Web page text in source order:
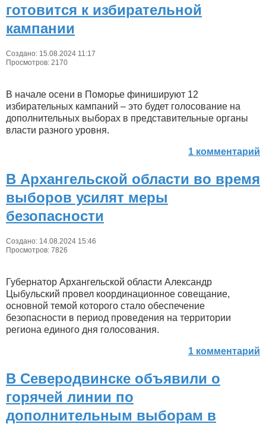
готовится к избирательной
кампании
Создано: 15.08.2024 11:17
Просмотров: 2170
В начале осени в Поморье финишируют 12
избирательных кампаний – это будет голосование на
дополнительных выборах в представительные органы
власти разного уровня.
1 комментарий
В Архангельской области во время
выборов усилят меры
безопасности
Создано: 14.08.2024 15:46
Просмотров: 7826
Губернатор Архангельской области Александр
Цыбульский провел координационное совещание,
основной темой которого стало обеспечение
безопасности в период проведения на территории
региона единого дня голосования.
1 комментарий
В Северодвинске объявили о
горячей линии по
дополнительным выборам в